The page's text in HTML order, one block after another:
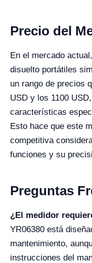
Precio del
En el mercado
disuelto portátiles
un rango de precios
USD y los 1100
características
Esto hace que este
competitiva
funciones y su
Preguntas
¿El medidor
YR06380 está
mantenimiento,
instrucciones del